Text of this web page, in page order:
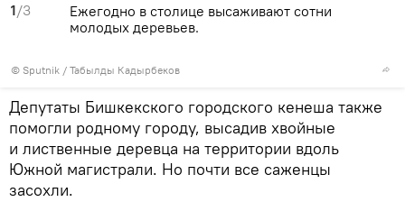
1/3
© Sputnik / Табылды Кадырбеков
Ежегодно в столице высаживают сотни
молодых деревьев.
Депутаты Бишкекского городского кенеша также
помогли родному городу, высадив хвойные
и лиственные деревца на территории вдоль
Южной магистрали. Но почти все саженцы
засохли.